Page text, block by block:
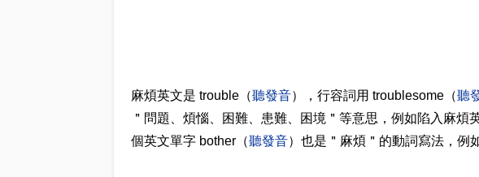
麻煩英文是 trouble（聽發音），行容詞用 troublesome（聽
＂問題、煩惱、困難、患難、困境＂等意思，例如陷入麻煩
個英文單字 bother（聽發音）也是＂麻煩＂的動詞寫法，例